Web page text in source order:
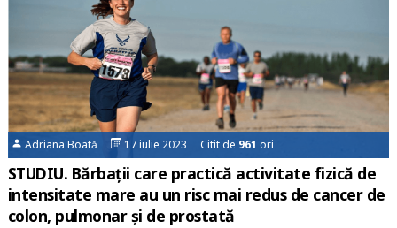
Adriana Boată 17 iulie 2023 Citit de 961 ori
STUDIU. Bărbații care practică activitate fizică de
intensitate mare au un risc mai redus de cancer de
colon, pulmonar și de prostată